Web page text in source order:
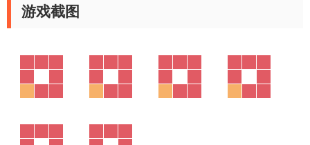
游戏截图